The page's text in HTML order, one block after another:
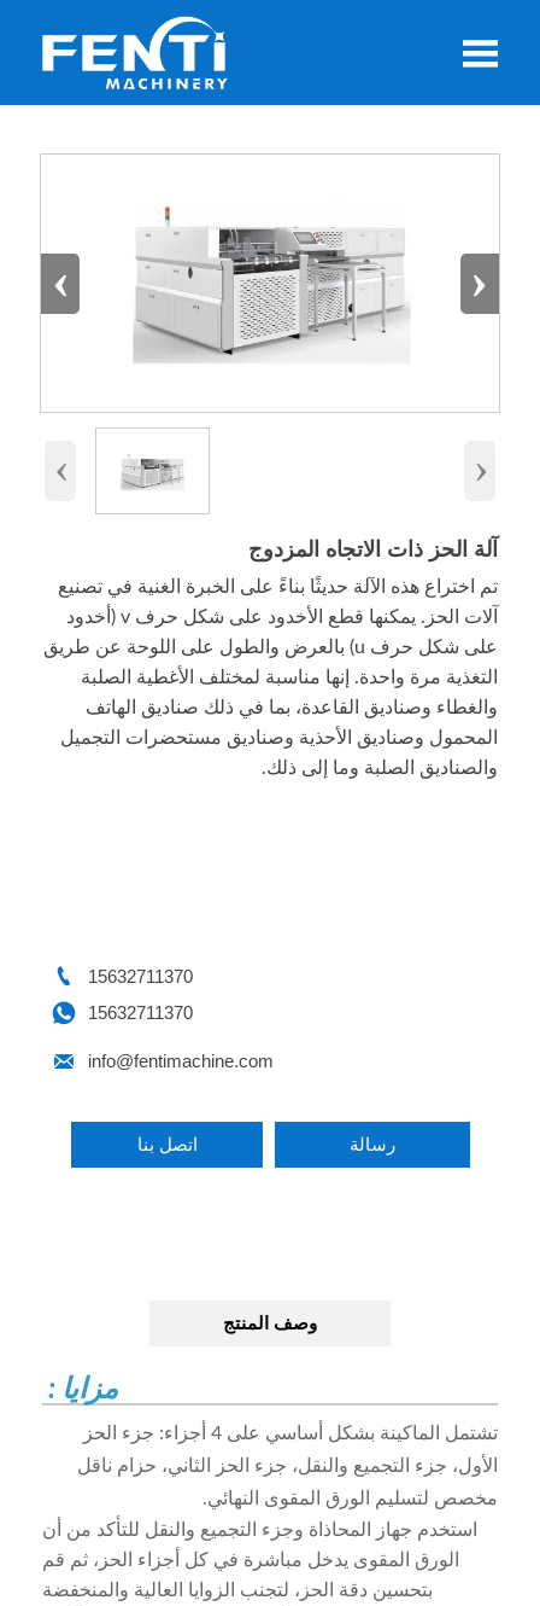

‹ ›
‹ ›
آلة الحز ذات الاتجاه المزدوج
تم اختراع هذه الآلة حديثًا بناءً على الخبرة الغنية في تصنيع
آلات الحز. يمكنها قطع الأخدود على شكل حرف v (أخدود
على شكل حرف u) بالعرض والطول على اللوحة عن طريق
التغذية مرة واحدة. إنها مناسبة لمختلف الأغطية الصلبة
والغطاء وصناديق القاعدة، بما في ذلك صناديق الهاتف
المحمول وصناديق الأحذية وصناديق مستحضرات التجميل
والصناديق الصلبة وما إلى ذلك.
 15632711370
 15632711370
 info@fentimachine.com
اتصل بنا رسالة
وصف المنتج
مزايا :
تشتمل الماكينة بشكل أساسي على 4 أجزاء: جزء الحز
الأول، جزء التجميع والنقل، جزء الحز الثاني، حزام ناقل
مخصص لتسليم الورق المقوى النهائي.
استخدم جهاز المحاذاة وجزء التجميع والنقل للتأكد من أن
الورق المقوى يدخل مباشرة في كل أجزاء الحز، ثم قم
بتحسين دقة الحز، لتجنب الزوايا العالية والمنخفضة